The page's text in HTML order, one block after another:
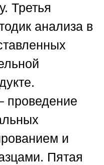
Третья
анализа в
проведение
и
Пятая